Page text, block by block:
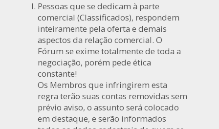
Pessoas que se dedicam à parte
comercial (Classificados), respondem
inteiramente pela oferta e demais
aspectos da relação comercial. O
Fórum se exime totalmente de toda a
negociação, porém pede ética
constante!
Os Membros que infringirem esta
regra terão suas contas removidas sem
prévio aviso, o assunto será colocado
em destaque, e serão informados